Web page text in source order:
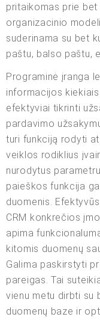
pritaikomas prie
organizacinio
suderinama su bet
paštu, balso paštu,
Programinė įranga
informacijos
efektyviai tikrinti
pardavimo
turi funkciją rodyti
veiklos rodiklius
nurodytus
paieškos funkcija
duomenis.
CRM konkrečios
apima
kitomis duomenų
Galima paskirstyti
pareigas. Tai
vienu metu dirbti su
duomenų baze ir